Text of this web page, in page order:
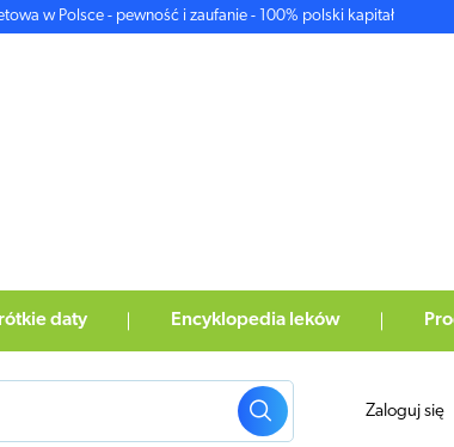
w Polsce - pewność i zaufanie - 100% polski kapitał
daty Encyklopedia leków
Zaloguj się